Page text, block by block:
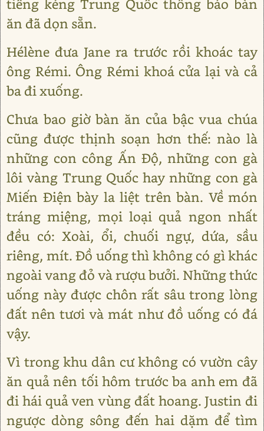
tiếng kẻng Trung Quốc thông báo bàn
ăn đã dọn sẵn.
Hélène đưa Jane ra trước rồi khoác tay
ông Rémi. Ông Rémi khoá cửa lại và cả
ba đi xuống.
Chưa bao giờ bàn ăn của bậc vua chúa
cũng được thịnh soạn hơn thế: nào là
những con công Ấn Độ, những con gà
lôi vàng Trung Quốc hay những con gà
Miến Điện bày la liệt trên bàn. Về món
tráng miệng, mọi loại quả ngon nhất
đều có: Xoài, ổi, chuối ngự, dứa, sầu
riêng, mít. Đồ uống thì không có gì khác
ngoài vang đỏ và rượu bưởi. Những thức
uống này được chôn rất sâu trong lòng
đất nên tươi và mát như đồ uống có đá
vậy.
Vì trong khu dân cư không có vườn cây
ăn quả nên tối hôm trước ba anh em đã
đi hái quả ven vùng đất hoang. Justin đi
ngược dòng sông đến hai dặm để tìm